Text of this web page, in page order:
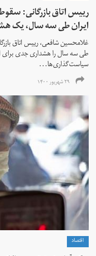
ایران طی سه سال، یک
طی سه سال را هشداری جدی برای
سیاست‌گذاری‌ها...
۲۹ شهریور ۱۴۰۰
اقتصاد